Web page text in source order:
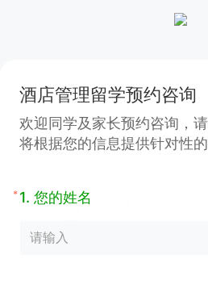
酒店管理留学预约咨询
欢迎同学及家长预约咨询，
将根据您的信息提供针对性
* 1. 您的姓名